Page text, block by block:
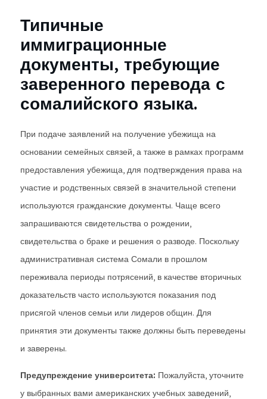
Типичные
иммиграционные
документы, требующие
заверенного перевода с
сомалийского языка.
При подаче заявлений на получение убежища на
основании семейных связей, а также в рамках программ
предоставления убежища, для подтверждения права на
участие и родственных связей в значительной степени
используются гражданские документы. Чаще всего
запрашиваются свидетельства о рождении,
свидетельства о браке и решения о разводе. Поскольку
административная система Сомали в прошлом
переживала периоды потрясений, в качестве вторичных
доказательств часто используются показания под
присягой членов семьи или лидеров общин. Для
принятия эти документы также должны быть переведены
и заверены.
Предупреждение университета: Пожалуйста, уточните
у выбранных вами американских учебных заведений,